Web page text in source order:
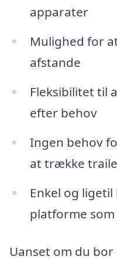
apparater
Mulighed for
afstande
Fleksibilitet til
efter behov
Ingen behov
at trække
Enkel og
platforme
Uanset om du bor